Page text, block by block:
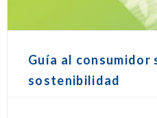
Guía al consumidor
sostenibilidad